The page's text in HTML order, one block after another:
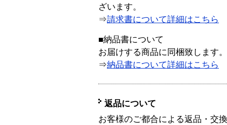
ざいます。
⇒請求書について詳細はこちら
■納品書について
お届けする商品に同梱致します。
⇒納品書について詳細はこちら
返品について
お客様のご都合による返品・交